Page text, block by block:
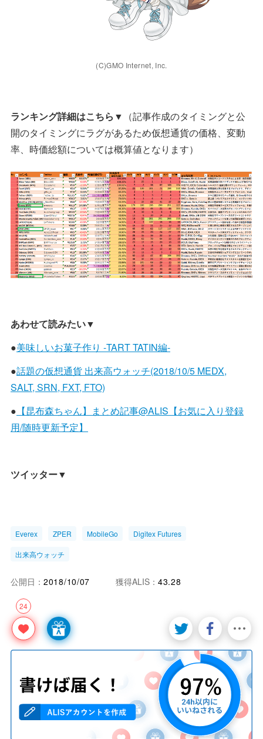
(C)GMO Internet, Inc.
ランキング詳細はこちら▼ （記事作成のタイミングと公
開のタイミングにラグがあるため仮想通貨の価格、変動
率、時価総額については概算値となります）
あわせて読みたい▼
●美味しいお菓子作り -TART TATIN編-
●話題の仮想通貨 出来高ウォッチ(2018/10/5 MEDX,
SALT, SRN, FXT, FTO)
● 【昆布森ちゃん】まとめ記事@ALIS【お気に入り登録
用/随時更新予定】
ツイッター▼
Everex ZPER MobileGo Digitex Futures
出来高ウォッチ
24
公開日： 2018/10/07 獲得ALIS： 43.28